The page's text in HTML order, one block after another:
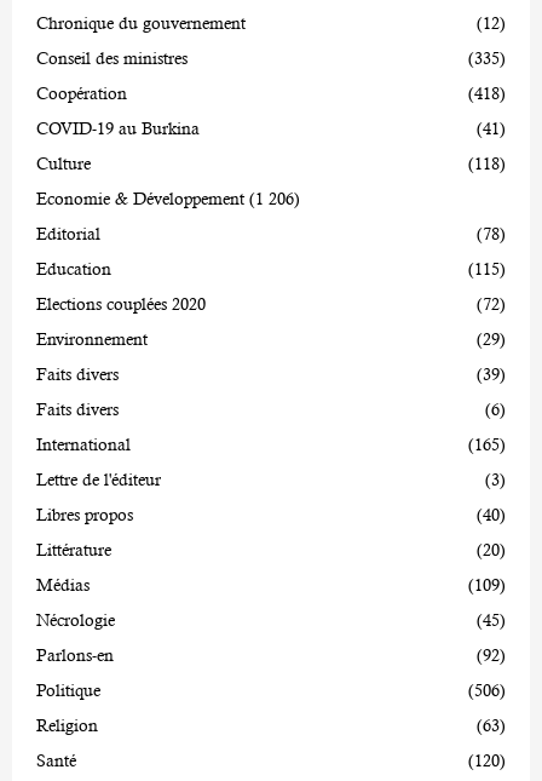
Chronique du gouvernement
(12)
Conseil des ministres
(335)
Coopération
(418)
COVID-19 au Burkina
(41)
Culture
(118)
Economie & Développement (1 206)
Editorial
(78)
Education
(115)
Elections couplées 2020
(72)
Environnement
(29)
Faits divers
(39)
Faits divers
(6)
International
(165)
Lettre de l'éditeur
(3)
Libres propos
(40)
Littérature
(20)
Médias
(109)
Nécrologie
(45)
Parlons-en
(92)
Politique
(506)
Religion
(63)
Santé
(120)